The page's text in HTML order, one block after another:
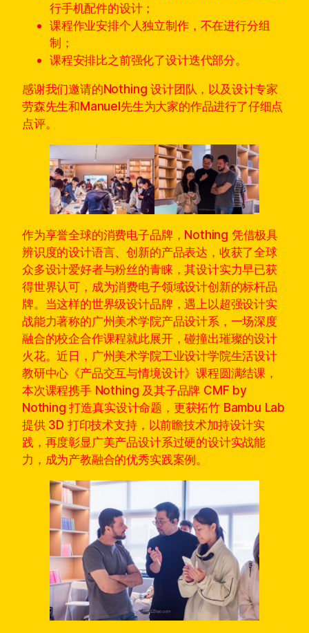
行手机配件的设计；
课程作业安排个人独立制作，不在进行分组
制；
课程安排比之前强化了设计迭代部分。
感谢我们邀请的Nothing 设计团队，以及设计专家
劳森先生和Manuel先生为大家的作品进行了仔细点
点评。
作为享誉全球的消费电子品牌，Nothing 凭借极具
辨识度的设计语言、创新的产品表达，收获了全球
众多设计爱好者与粉丝的青睐，其设计实力早已获
得世界认可，成为消费电子领域设计创新的标杆品
牌。当这样的世界级设计品牌，遇上以超强设计实
战能力著称的广州美术学院产品设计系，一场深度
融合的校企合作课程就此展开，碰撞出璀璨的设计
火花。近日，广州美术学院工业设计学院生活设计
教研中心《产品交互与情境设计》课程圆满结课，
本次课程携手 Nothing 及其子品牌 CMF by
Nothing 打造真实设计命题，更获拓竹 Bambu Lab
提供 3D 打印技术支持，以前瞻技术加持设计实
践，再度彰显广美产品设计系过硬的设计实战能
力，成为产教融合的优秀实践案例。